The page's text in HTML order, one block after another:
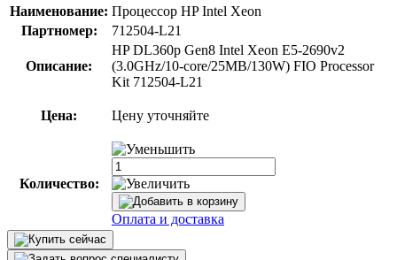
Наименование: Процессор HP Intel Xeon
Партномер:
712504-L21
Описание:
HP DL360p Gen8 Intel Xeon E5-2690v2
(3.0GHz/10-core/25MB/130W) FIO Processor
Kit 712504-L21
Цена: Цену уточняйте
Количество:
Оплата и доставка